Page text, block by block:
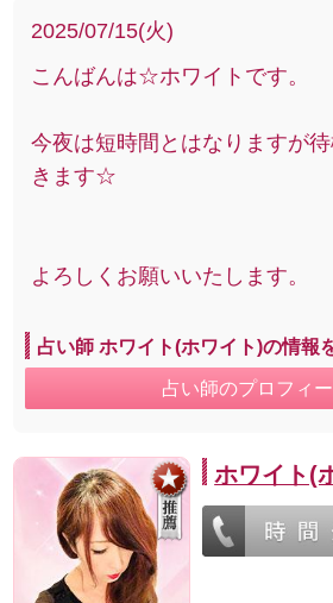
2025/07/15(火)
こんばんは☆ホワイトです。
今夜は短時間とはなりますが
きます☆
よろしくお願いいたします。
占い師 ホワイト(ホワイト)の情報
占い師のプロフィ
ホワイト(